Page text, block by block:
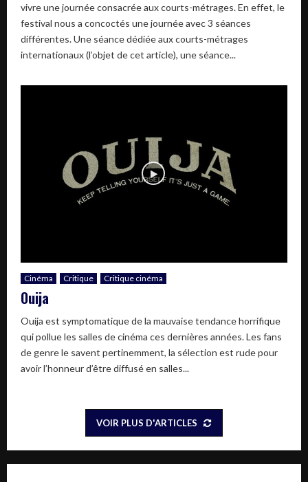
vivre une journée consacrée aux courts-métrages. En effet, le
festival nous a concoctés une journée avec 3 séances
différentes. Une séance dédiée aux courts-métrages
internationaux (l’objet de cet article), une séance...
Cinéma Critique Critique cinéma
Ouija
Ouija est symptomatique de la mauvaise tendance horrifique
qui pollue les salles de cinéma ces dernières années. Les fans
de genre le savent pertinemment, la sélection est rude pour
avoir l’honneur d’être diffusé en salles...
VOIR PLUS D'ARTICLES